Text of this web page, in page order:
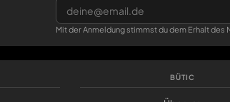
Mit der Anmeldung stimmst du dem Erhalt
BÜTIC